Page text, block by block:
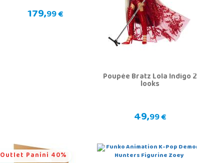
179,99 €
Poupée Bratz Lola Indigo 2
looks
49,99 €
Outlet Panini 40%